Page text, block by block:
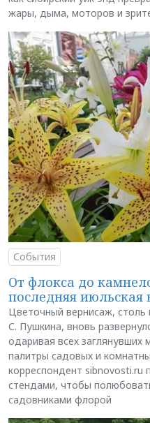
жары, дыма, моторов и
События
От флокса до
последняя июльская
Цветочный вернисаж, столь
С. Пушкина, вновь
одаривая всех заглянувших
палитры садовых и
корреспондент sibnovosti.ru
стендами, чтобы
садовниками флорой